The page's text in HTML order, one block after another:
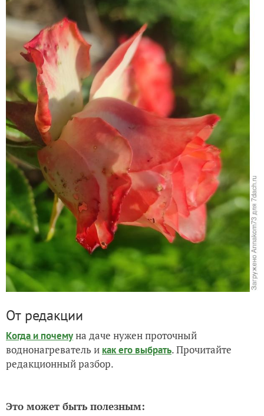
От редакции
Когда и почемуна даче нужен проточный
воднонагреватель и как его выбрать. Прочитайте
редакционный разбор.
Это может быть полезным: